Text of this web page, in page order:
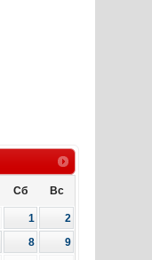
Сб Вс
1
2
8
9